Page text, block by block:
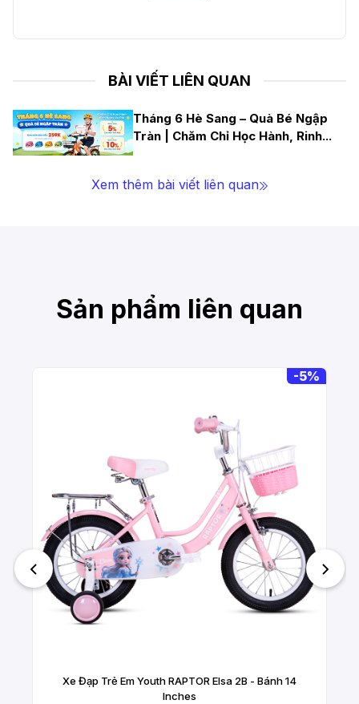
BÀI VIẾT LIÊN QUAN
Tháng 6 Hè Sang – Quà Bé Ngập
Tràn | Chăm Chỉ Học Hành, Rinh...
Xem thêm bài viết liên quan
Sản phẩm liên quan
-5%
Xe Đạp Trẻ Em Youth RAPTOR Elsa 2B - Bánh 14
Inches